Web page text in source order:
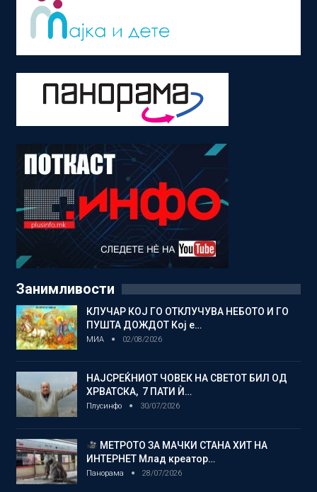
Занимливости
КЛУЧАР КОЈ ГО ОТКЛУЧУВА НЕБОТО И ГО
ПУШТА ДОЖДОТ Кој е…
МИА 02/08/2026
НАЈСРЕЌНИОТ ЧОВЕК НА СВЕТОТ БИЛ ОД
ХРВАТСКА, 7 ПАТИ Ѝ…
Плусинфо 30/07/2026
МЕТРОТО ЗА МАЧКИ СТАНА ХИТ НА
ИНТЕРНЕТ Млад креатор…
Панорама 28/07/2026